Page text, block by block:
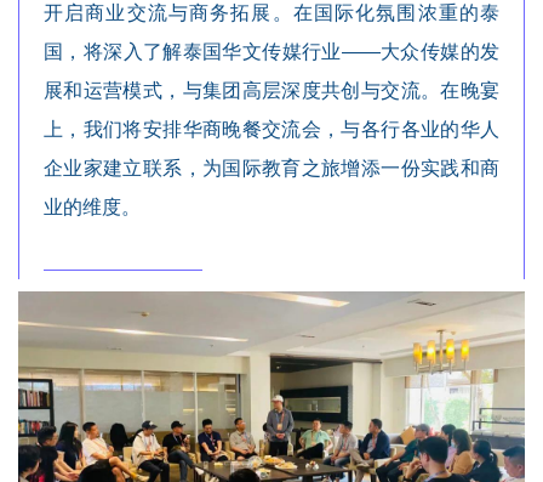
开启商业交流与商务拓展。在国际化氛围浓重的泰
国，将深入了解泰国华文传媒行业——大众传媒的发
展和运营模式，与集团高层深度共创与交流。在晚宴
上，我们将安排华商晚餐交流会，与各行各业的华人
企业家建立联系，为国际教育之旅增添一份实践和商
业的维度。